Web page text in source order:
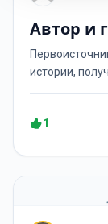
Автор и
истории,
1